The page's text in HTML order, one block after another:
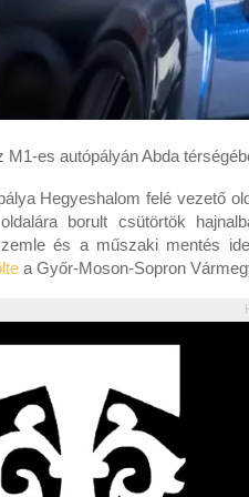
M1-es autópályán Abda
Hegyeshalom felé vezető
borult csütörtök
és a műszaki mentés
a Győr-Moson-Sopron